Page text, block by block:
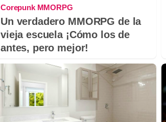
Corepunk MMORPG
Un verdadero MMORPG de la
vieja escuela ¡Cómo los de
antes, pero mejor!